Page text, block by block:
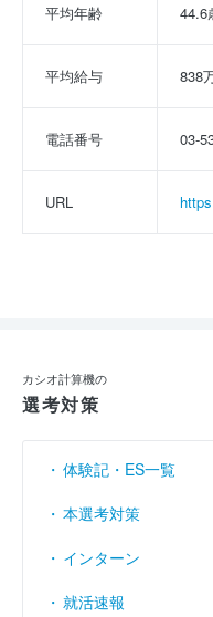
平均年齢 44.6
平均給与 838
電話番号 03-
URL
カシオ計算機の
選考対策
体験記・ES一覧
本選考対策
インターン
就活速報